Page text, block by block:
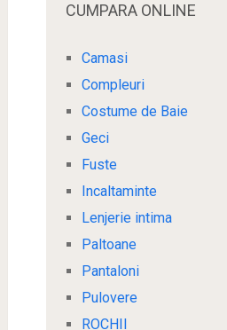
CUMPARA ONLINE
Camasi
Compleuri
Costume de Baie
Geci
Fuste
Incaltaminte
Lenjerie intima
Paltoane
Pantaloni
Pulovere
ROCHII